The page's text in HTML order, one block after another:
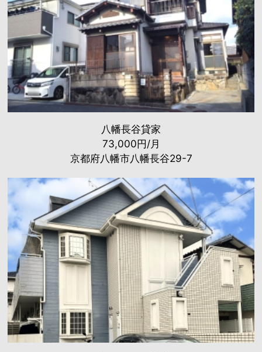
八幡長谷貸家
73,000円/月
京都府八幡市八幡長谷29-7